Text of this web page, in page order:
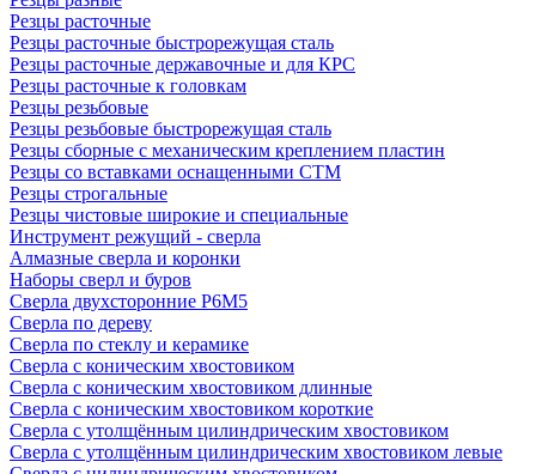
Резцы расточные
Резцы расточные быстрорежущая сталь
Резцы расточные державочные и для КРС
Резцы расточные к головкам
Резцы резьбовые
Резцы резьбовые быстрорежущая сталь
Резцы сборные с механическим креплением пластин
Резцы со вставками оснащенными СТМ
Резцы строгальные
Резцы чистовые широкие и специальные
Инструмент режущий - сверла
Алмазные сверла и коронки
Наборы сверл и буров
Сверла двухсторонние Р6М5
Сверла по дереву
Сверла по стеклу и керамике
Сверла с коническим хвостовиком
Сверла с коническим хвостовиком длинные
Сверла с коническим хвостовиком короткие
Сверла с утолщённым цилиндрическим хвостовиком
Сверла с утолщённым цилиндрическим хвостовиком левые